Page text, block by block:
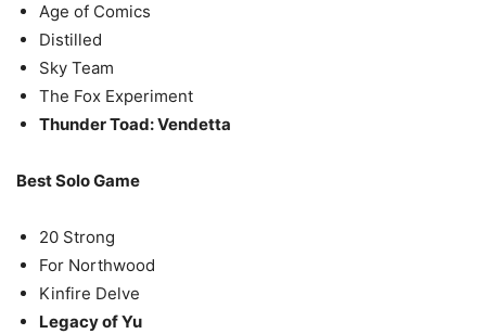
Age of Comics
Distilled
Sky Team
The Fox Experiment
Thunder Toad: Vendetta
Best Solo Game
20 Strong
For Northwood
Kinfire Delve
Legacy of Yu